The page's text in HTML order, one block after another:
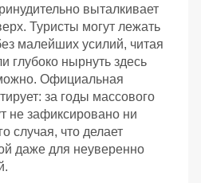
выталкивает
Туристы могут лежать
малейших усилий, читая
глубоко нырнуть здесь
Официальная
за годы массового
не зафиксировано ни
случая, что делает
даже для неуверенно